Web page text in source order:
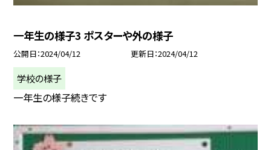
一年生の様子3 ポスターや外の様子
公開日 2024/04/12 更新日 2024/04/12
学校の様子
一年生の様子続きです